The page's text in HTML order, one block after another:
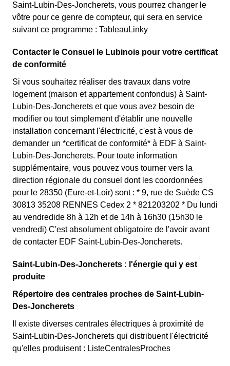
Saint-Lubin-Des-Joncherets, vous pourrez changer le
vôtre pour ce genre de compteur, qui sera en service
suivant ce programme : TableauLinky
Contacter le Consuel le Lubinois pour votre certificat
de conformité
Si vous souhaitez réaliser des travaux dans votre
logement (maison et appartement confondus) à Saint-
Lubin-Des-Joncherets et que vous avez besoin de
modifier ou tout simplement d'établir une nouvelle
installation concernant l'électricité, c'est à vous de
demander un *certificat de conformité* à EDF à Saint-
Lubin-Des-Joncherets. Pour toute information
supplémentaire, vous pouvez vous tourner vers la
direction régionale du consuel dont les coordonnées
pour le 28350 (Eure-et-Loir) sont : * 9, rue de Suède CS
30813 35208 RENNES Cedex 2 * 821203202 * Du lundi
au vendredide 8h à 12h et de 14h à 16h30 (15h30 le
vendredi) C'est absolument obligatoire de l'avoir avant
de contacter EDF Saint-Lubin-Des-Joncherets.
Saint-Lubin-Des-Joncherets : l'énergie qui y est
produite
Répertoire des centrales proches de Saint-Lubin-
Des-Joncherets
Il existe diverses centrales électriques à proximité de
Saint-Lubin-Des-Joncherets qui distribuent l'électricité
qu'elles produisent : ListeCentralesProches